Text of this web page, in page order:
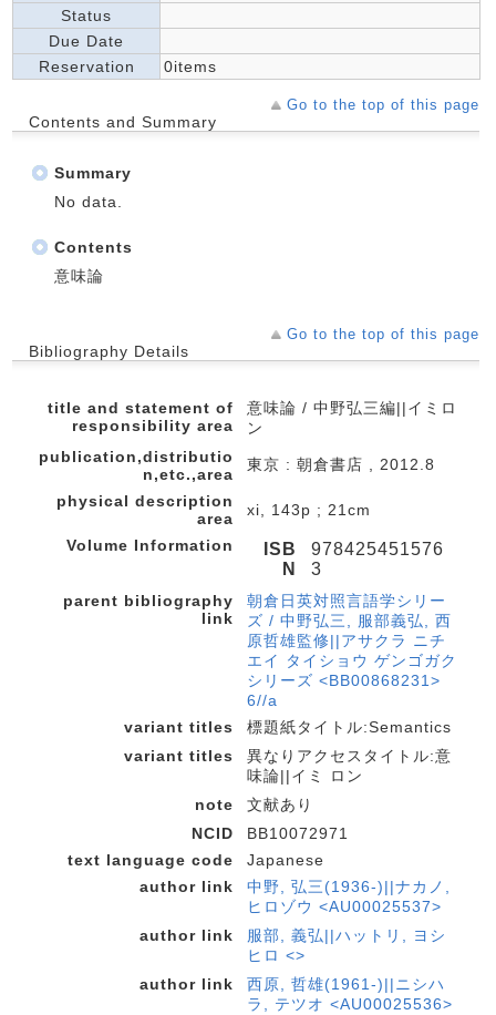
Status
Due Date
Reservation
0items
Go to the top of this page
Contents and Summary
Summary
No data.
Contents
意味論
Go to the top of this page
Bibliography Details
title and statement of
responsibility area
意味論 / 中野弘三編||イミロ
ン
publication,distributio
n,etc.,area
東京 : 朝倉書店 , 2012.8
physical description
area
xi, 143p ; 21cm
Volume Information
ISB
N
978425451576
3
parent bibliography
link
朝倉日英対照言語学シリー
ズ / 中野弘三, 服部義弘, 西
原哲雄監修||アサクラ ニチ
エイ タイショウ ゲンゴガク
シリーズ <BB00868231>
6//a
variant titles
標題紙タイトル:Semantics
variant titles
異なりアクセスタイトル:意
味論||イミ ロン
note
文献あり
NCID
BB10072971
text language code
Japanese
author link
中野, 弘三(1936-)||ナカノ,
ヒロゾウ <AU00025537>
author link
服部, 義弘||ハットリ, ヨシ
ヒロ <>
author link
西原, 哲雄(1961-)||ニシハ
ラ, テツオ <AU00025536>